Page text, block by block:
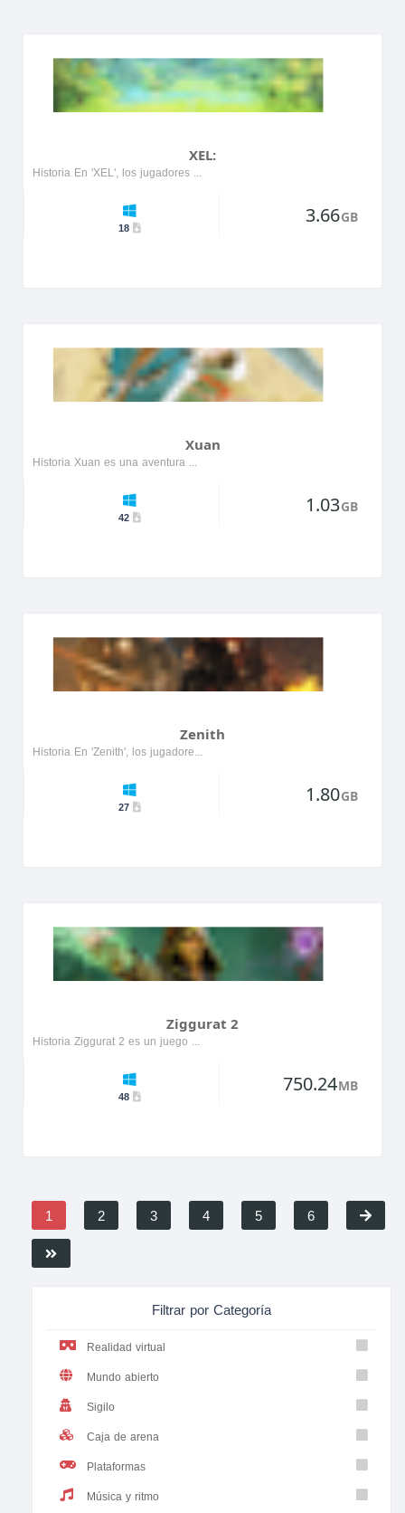
XEL:
Historia En 'XEL', los jugadores emprenden un cautivador viaje a través de un vibrante mundo alienígena lleno de misterios y desafíos. La protagonista, una joven llamada Reid, debe navegar por di...
18
3.66GB
Xuan
Historia Xuan es una aventura encantadora ambientada en un mundo místico donde los jugadores emprenden una búsqueda para descubrir secretos antiguos. El protagonista, un joven guerrero, debe naveg...
42
1.03GB
Zenith
Historia En 'Zenith', los jugadores emprenden un viaje a través de un mundo místico lleno de ruinas antiguas y paisajes vibrantes. El protagonista, un joven explorador, busca descubrir los secreto...
27
1.80GB
Ziggurat 2
Historia Ziggurat 2 es un juego de disparos en primera persona de ritmo rápido que combina elementos de juego roguelike con un entorno de fantasía vibrante. Los jugadores asumen el papel de un pod...
48
750.24MB
1 2 3 4 5 6
Filtrar por Categoría
Realidad virtual
Mundo abierto
Sigilo
Caja de arena
Plataformas
Música y ritmo